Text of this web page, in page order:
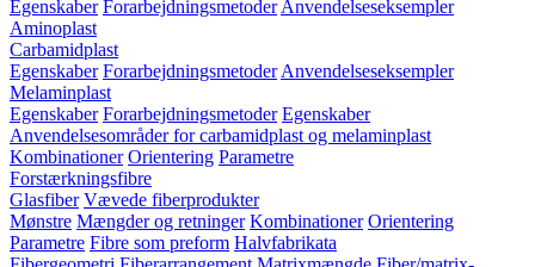
Egenskaber Forarbejdningsmetoder Anvendelseseksempler
Aminoplast
Carbamidplast
Egenskaber Forarbejdningsmetoder Anvendelseseksempler
Melaminplast
Egenskaber Forarbejdningsmetoder Egenskaber
Anvendelsesområder for carbamidplast og melaminplast
Kombinationer Orientering Parametre
Forstærkningsfibre
Glasfiber Vævede fiberprodukter
Mønstre Mængder og retninger Kombinationer Orientering
Parametre Fibre som preform Halvfabrikata